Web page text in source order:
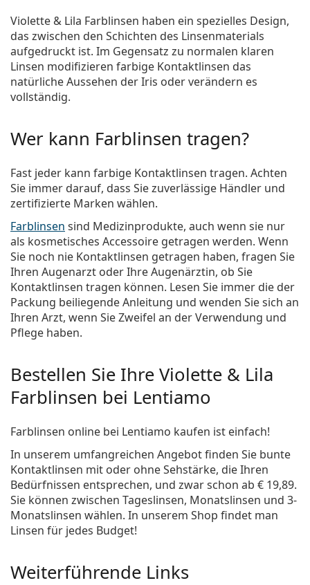
Violette & Lila Farblinsen haben ein spezielles Design,
das zwischen den Schichten des Linsenmaterials
aufgedruckt ist. Im Gegensatz zu normalen klaren
Linsen modifizieren farbige Kontaktlinsen das
natürliche Aussehen der Iris oder verändern es
vollständig.
Wer kann Farblinsen tragen?
Fast jeder kann farbige Kontaktlinsen tragen. Achten
Sie immer darauf, dass Sie zuverlässige Händler und
zertifizierte Marken wählen.
Farblinsen sind Medizinprodukte, auch wenn sie nur
als kosmetisches Accessoire getragen werden. Wenn
Sie noch nie Kontaktlinsen getragen haben, fragen Sie
Ihren Augenarzt oder Ihre Augenärztin, ob Sie
Kontaktlinsen tragen können. Lesen Sie immer die der
Packung beiliegende Anleitung und wenden Sie sich an
Ihren Arzt, wenn Sie Zweifel an der Verwendung und
Pflege haben.
Bestellen Sie Ihre Violette & Lila
Farblinsen bei Lentiamo
Farblinsen online bei Lentiamo kaufen ist einfach!
In unserem umfangreichen Angebot finden Sie bunte
Kontaktlinsen mit oder ohne Sehstärke, die Ihren
Bedürfnissen entsprechen, und zwar schon ab € 19,89.
Sie können zwischen Tageslinsen, Monatslinsen und 3-
Monatslinsen wählen. In unserem Shop findet man
Linsen für jedes Budget!
Weiterführende Links